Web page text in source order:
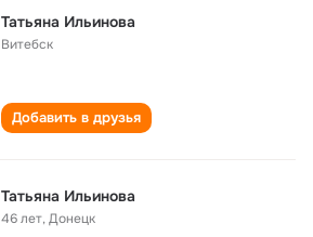
Татьяна Ильинова
Витебск
Добавить в друзья
Татьяна Ильинова
46 лет,Донецк